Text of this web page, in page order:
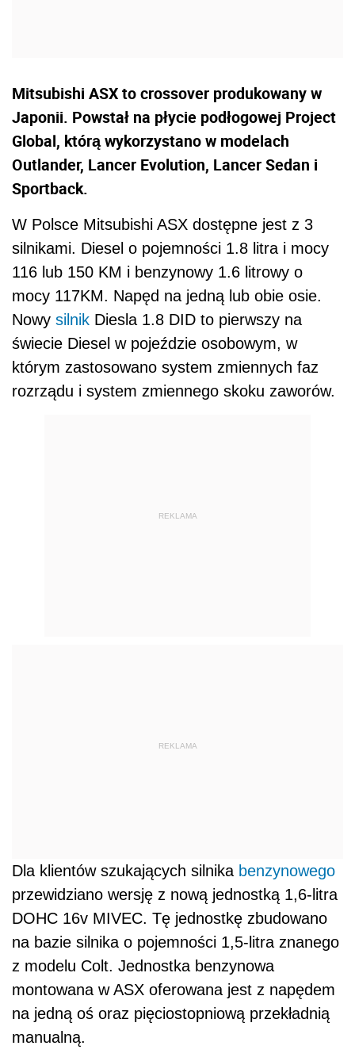
Mitsubishi ASX to crossover produkowany w
Japonii. Powstał na płycie podłogowej Project
Global, którą wykorzystano w modelach
Outlander, Lancer Evolution, Lancer Sedan i
Sportback.
W Polsce Mitsubishi ASX dostępne jest z 3
silnikami. Diesel o pojemności 1.8 litra i mocy
116 lub 150 KM i benzynowy 1.6 litrowy o
mocy 117KM. Napęd na jedną lub obie osie.
Nowy silnik Diesla 1.8 DID to pierwszy na
świecie Diesel w pojeździe osobowym, w
którym zastosowano system zmiennych faz
rozrządu i system zmiennego skoku zaworów.
REKLAMA
REKLAMA
Dla klientów szukających silnika benzynowego
przewidziano wersję z nową jednostką 1,6-litra
DOHC 16v MIVEC. Tę jednostkę zbudowano
na bazie silnika o pojemności 1,5-litra znanego
z modelu Colt. Jednostka benzynowa
montowana w ASX oferowana jest z napędem
na jedną oś oraz pięciostopniową przekładnią
manualną.